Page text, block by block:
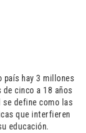
país hay 3 millones
cinco a 18 años
define como las
que interfieren
educación.